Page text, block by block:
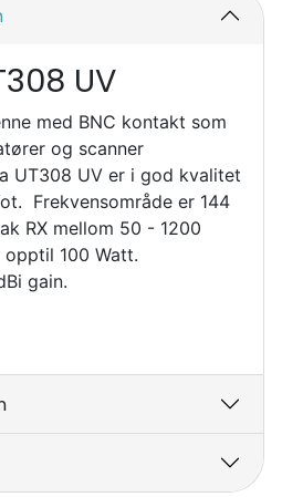
UV
med BNC kontakt som
og scanner
UT308 UV er i god kvalitet
Frekvensområde er 144
RX mellom 50 - 1200
100 Watt.
gain.